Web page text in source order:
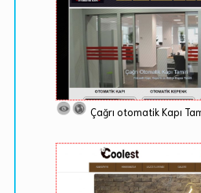
Çağrı otomatik Kapı